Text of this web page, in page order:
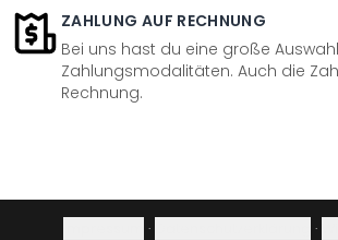
ZAHLUNG AUF RECHNUNG
Bei uns hast du eine große
Zahlungsmodalitäten. Auch die
Rechnung.
· ·